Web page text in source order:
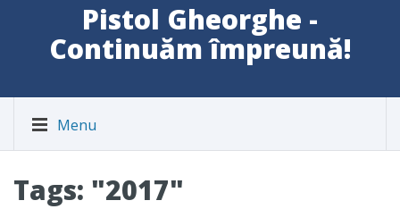
Pistol Gheorghe -
Continuăm împreună!
Menu
Tags: "2017"